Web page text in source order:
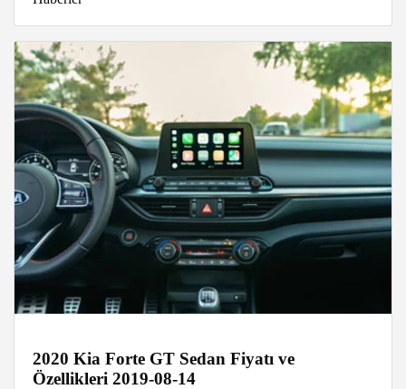
2020 Kia Forte GT Sedan Fiyatı ve
Özellikleri 2019-08-14